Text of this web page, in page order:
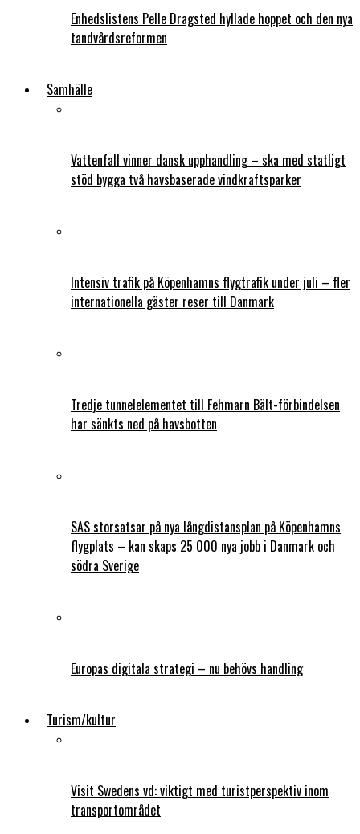
Enhedslistens Pelle Dragsted hyllade hoppet och den nya
tandvårdsreformen
Samhälle
Vattenfall vinner dansk upphandling – ska med statligt
stöd bygga två havsbaserade vindkraftsparker
Intensiv trafik på Köpenhamns flygtrafik under juli – fler
internationella gäster reser till Danmark
Tredje tunnelelementet till Fehmarn Bält-förbindelsen
har sänkts ned på havsbotten
SAS storsatsar på nya långdistansplan på Köpenhamns
flygplats – kan skaps 25 000 nya jobb i Danmark och
södra Sverige
Europas digitala strategi – nu behövs handling
Turism/kultur
Visit Swedens vd: viktigt med turistperspektiv inom
transportområdet